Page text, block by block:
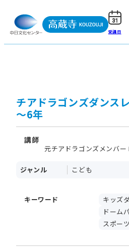
受講日
チアドラゴンズダンス
～6年
講師
元チアドラゴンズメンバー
ジャンル こども
キーワード キッズ
ドーム
スポー